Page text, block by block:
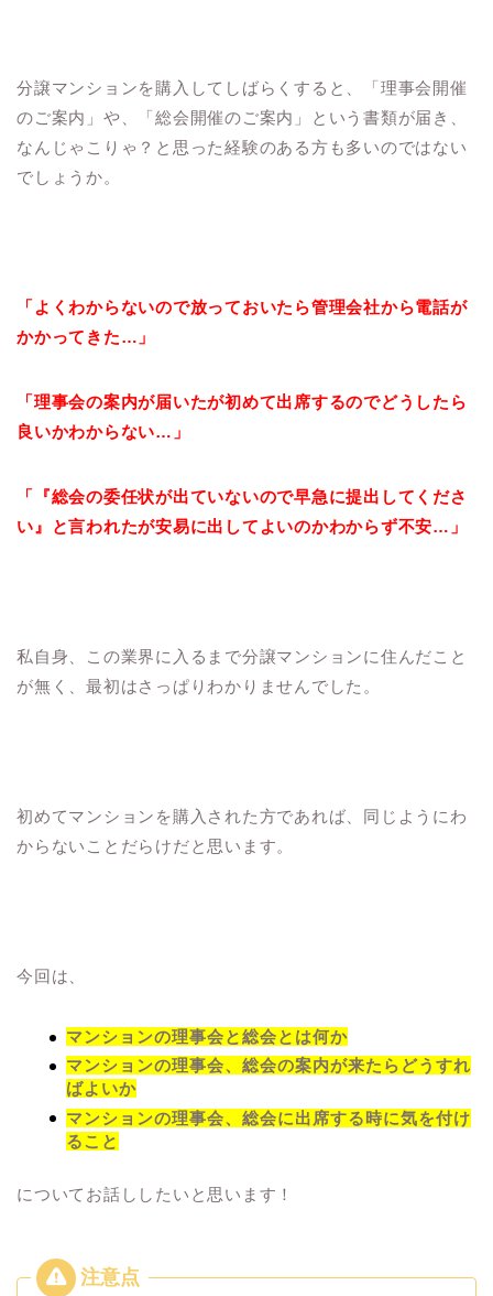
分譲マンションを購入してしばらくすると、「理事会開催
のご案内」や、「総会開催のご案内」という書類が届き、
なんじゃこりゃ？と思った経験のある方も多いのではない
でしょうか。
「よくわからないので放っておいたら管理会社から電話が
かかってきた…」
「理事会の案内が届いたが初めて出席するのでどうしたら
良いかわからない…」
「『総会の委任状が出ていないので早急に提出してくださ
い』と言われたが安易に出してよいのかわからず不安…」
私自身、この業界に入るまで分譲マンションに住んだこと
が無く、最初はさっぱりわかりませんでした。
初めてマンションを購入された方であれば、同じようにわ
からないことだらけだと思います。
今回は、
マンションの理事会と総会とは何か
マンションの理事会、総会の案内が来たらどうすれ
ばよいか
マンションの理事会、総会に出席する時に気を付け
ること
についてお話ししたいと思います！